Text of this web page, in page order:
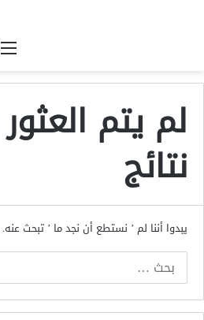
لم يتم
نتائج
يبدوا أننا لم ’ نستطع أن نجد ما ’ تبحث